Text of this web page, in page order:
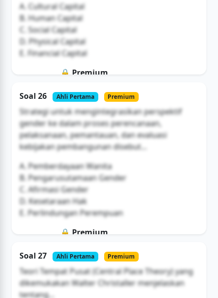
A. Cultural Capital
B. Human Capital
C. Social Capital
D. Physical Capital
E. Financial Capital
🔒 Premium
Buka Akses
Soal 26 Ahli Pertama Premium
Strategi untuk mengintegrasikan perspektif
gender ke dalam proses perencanaan,
pelaksanaan, pemantauan, dan evaluasi
kebijakan pembangunan disebut...
A. Pemberdayaan Wanita
B. Pengarusutamaan Gender
C. Afirmasi Gender
D. Kesetaraan Hak
E. Perlindungan Perempuan
🔒 Premium
Buka Akses
Soal 27 Ahli Pertama Premium
Teori Tempat Pusat (Central Place Theory) yang
dikemukakan Walter Christaller menjelaskan
tentang...